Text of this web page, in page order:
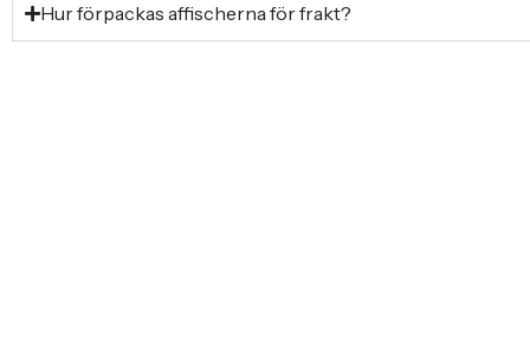
Hur förpackas affischerna för frakt?